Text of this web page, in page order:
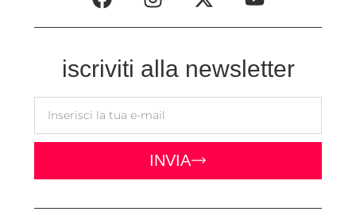
iscriviti alla newsletter
INVIA